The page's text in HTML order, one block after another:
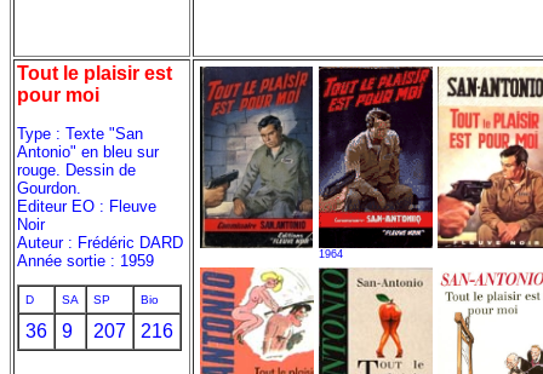
Tout le plaisir est
pour moi
Type : Texte "San
Antonio" en bleu sur
rouge. Dessin de
Gourdon.
Editeur EO : Fleuve
Noir
Auteur : Frédéric DARD
Année sortie : 1959
D SA SP Bio
36 9 207 216
1964